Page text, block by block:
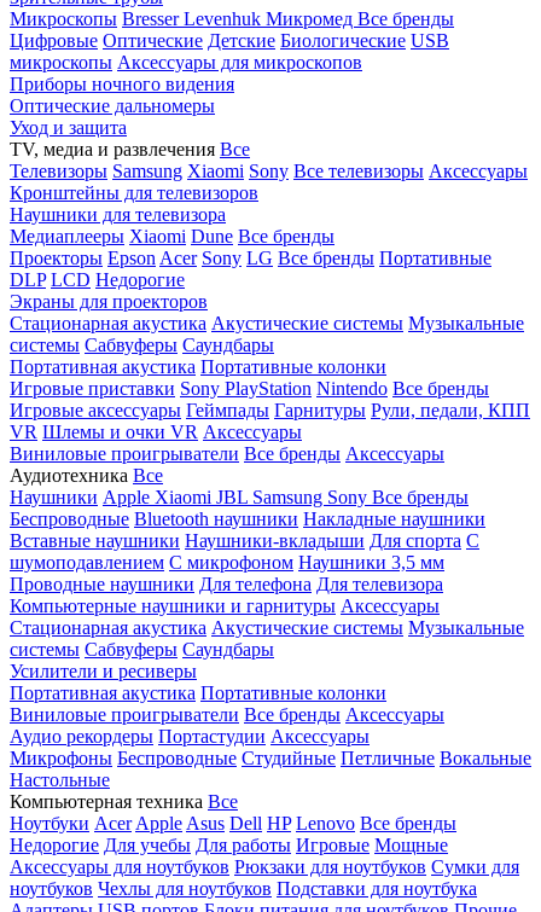
Микроскопы BresserLevenhuk Микромед Все бренды
Цифровые Оптические Детские Биологические USB
микроскопы Аксессуары для микроскопов
Приборы ночного видения
Оптические дальномеры
Уход и защита
TV, медиа и развлечения Все
Телевизоры Samsung Xiaomi Sony Все телевизоры Аксессуары
Кронштейны для телевизоров
Наушники для телевизора
Медиаплееры Xiaomi Dune Все бренды
Проекторы Epson Acer Sony LG Все бренды Портативные
DLP LCD Недорогие
Экраны для проекторов
Стационарная акустика Акустические системы Музыкальные
системы Сабвуферы Саундбары
Портативная акустика Портативные колонки
Игровые приставки Sony PlayStation Nintendo Все бренды
Игровые аксессуары Геймпады Гарнитуры Рули, педали, КПП
VR Шлемы и очки VR Аксессуары
Виниловые проигрыватели Все бренды Аксессуары
Аудиотехника Все
Наушники Apple Xiaomi JBL Samsung Sony Все бренды
Беспроводные Bluetooth наушники Накладные наушники
Вставные наушники Наушники-вкладыши Для спорта С
шумоподавлением С микрофоном Наушники 3,5 мм
Проводные наушники Для телефона Для телевизора
Компьютерные наушники и гарнитуры Аксессуары
Стационарная акустика Акустические системы Музыкальные
системы Сабвуферы Саундбары
Усилители и ресиверы
Портативная акустика Портативные колонки
Виниловые проигрыватели Все бренды Аксессуары
Аудио рекордеры Портастудии Аксессуары
Микрофоны Беспроводные Студийные Петличные Вокальные
Настольные
Компьютерная техника Все
Ноутбуки Acer Apple Asus Dell HP Lenovo Все бренды
Недорогие Для учебы Для работы Игровые Мощные
Аксессуары для ноутбуков Рюкзаки для ноутбуков Сумки для
ноутбуков Чехлы для ноутбуков Подставки для ноутбука